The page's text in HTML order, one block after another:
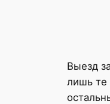
Выезд
лишь те